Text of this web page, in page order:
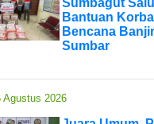
Sumbagut
Bantuan
Bencana
Sumbar
Agustus 2026